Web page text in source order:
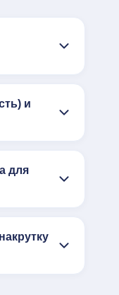
и
для